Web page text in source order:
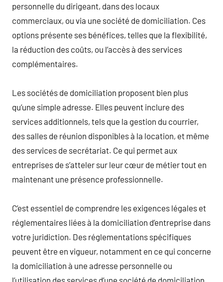
personnelle du dirigeant, dans des locaux
commerciaux, ou via une société de domiciliation. Ces
options présente ses bénéfices, telles que la flexibilité,
la réduction des coûts, ou l’accès à des services
complémentaires.
Les sociétés de domiciliation proposent bien plus
qu’une simple adresse. Elles peuvent inclure des
services additionnels, tels que la gestion du courrier,
des salles de réunion disponibles à la location, et même
des services de secrétariat. Ce qui permet aux
entreprises de s’atteler sur leur cœur de métier tout en
maintenant une présence professionnelle.
C’est essentiel de comprendre les exigences légales et
réglementaires liées à la domiciliation d’entreprise dans
votre juridiction. Des réglementations spécifiques
peuvent être en vigueur, notamment en ce qui concerne
la domiciliation à une adresse personnelle ou
l’utilisation des services d’une société de domiciliation.